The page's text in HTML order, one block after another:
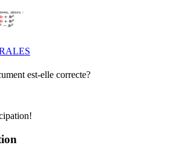
est-elle correcte?